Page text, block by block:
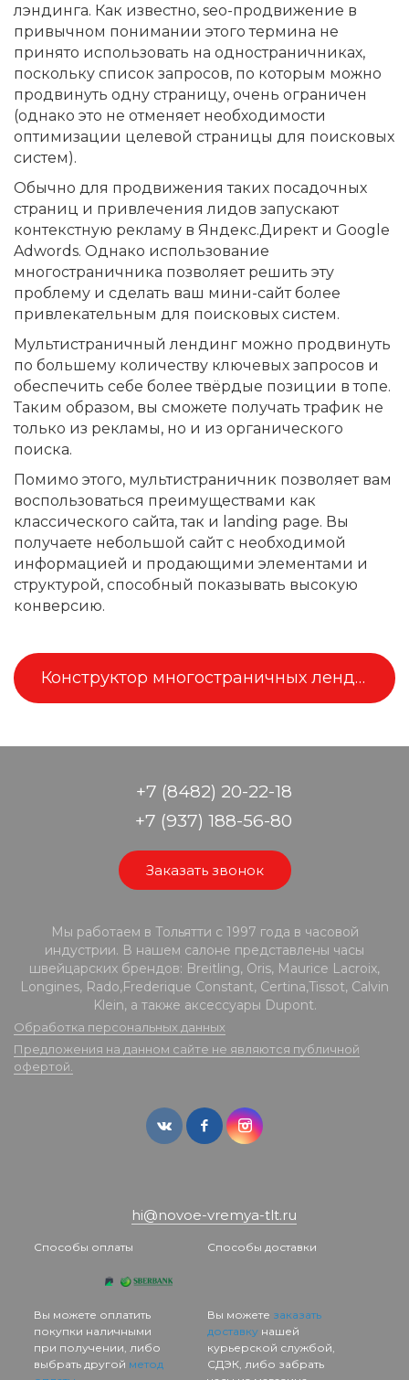
лэндинга. Как известно, seo-продвижение в
привычном понимании этого термина не
принято использовать на одностраничниках,
поскольку список запросов, по которым можно
продвинуть одну страницу, очень ограничен
(однако это не отменяет необходимости
оптимизации целевой страницы для поисковых
систем).
Обычно для продвижения таких посадочных
страниц и привлечения лидов запускают
контекстную рекламу в Яндекс.Директ и Google
Adwords. Однако использование
многостраничника позволяет решить эту
проблему и сделать ваш мини-сайт более
привлекательным для поисковых систем.
Мультистраничный лендинг можно продвинуть
по большему количеству ключевых запросов и
обеспечить себе более твёрдые позиции в топе.
Таким образом, вы сможете получать трафик не
только из рекламы, но и из органического
поиска.
Помимо этого, мультистраничник позволяет вам
воспользоваться преимуществами как
классического сайта, так и landing page. Вы
получаете небольшой сайт с необходимой
информацией и продающими элементами и
структурой, способный показывать высокую
конверсию.
Конструктор многостраничных лендингов
+7 (8482) 20-22-18
+7 (937) 188-56-80
Заказать звонок
Мы работаем в Тольятти с 1997 года в часовой
индустрии. В нашем салоне представлены часы
швейцарских брендов: Breitling, Oris, Maurice Lacroix,
Longines, Rado,Frederique Constant, Certina,Tissot, Calvin
Klein, а также аксессуары Dupont.
Обработка персональных данных
Предложения на данном сайте не являются публичной
офертой.
hi@novoe-vremya-tlt.ru
Способы оплаты
Вы можете оплатить
покупки наличными
при получении, либо
выбрать другой метод
Способы доставки
Вы можете заказать
доставкунашей
курьерской службой,
СДЭК, либо забрать